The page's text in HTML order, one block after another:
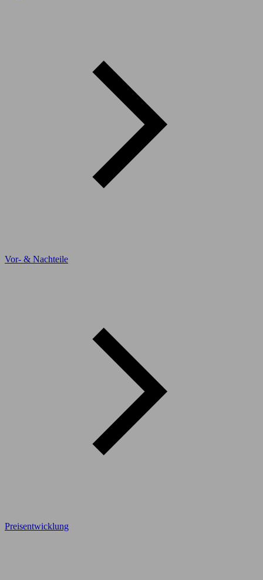
Vor- & Nachteile
Preisentwicklung